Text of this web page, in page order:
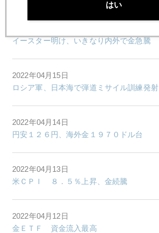
イースター明け、いきなり内外で金急騰
2022年04月15日
ロシア軍、日本海で弾道ミサイル訓練発射
2022年04月14日
円安１２６円、海外金１９７０ドル台
2022年04月13日
米ＣＰＩ ８．５％上昇、金続騰
2022年04月12日
金ＥＴＦ 資金流入最高
はい